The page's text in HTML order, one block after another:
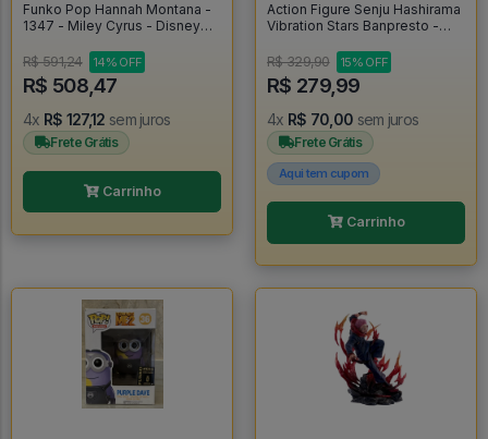
Funko Pop Hannah Montana -
1347 - Miley Cyrus - Disney
R$ 591,24 14% OFF
R$ 508,47
4x R$ 127,12 sem juros
Frete Grátis
Carrinho
Action Figure Senju Hashirama
Vibration Stars Banpresto -
R$ 329,90
15% OFF
R$ 279,99
4x R$ 70,00 sem juros
Frete Grátis
Aqui tem cupom
Carrinho